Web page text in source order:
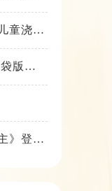
童浇筑
版》
》登峰